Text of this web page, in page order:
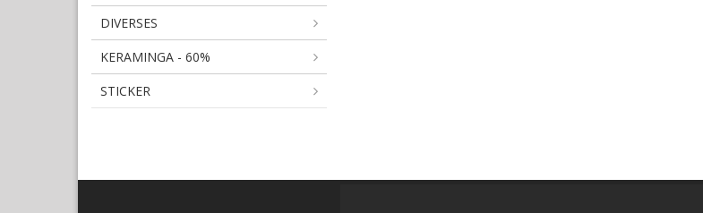
DIVERSES
KERAMINGA - 60%
STICKER